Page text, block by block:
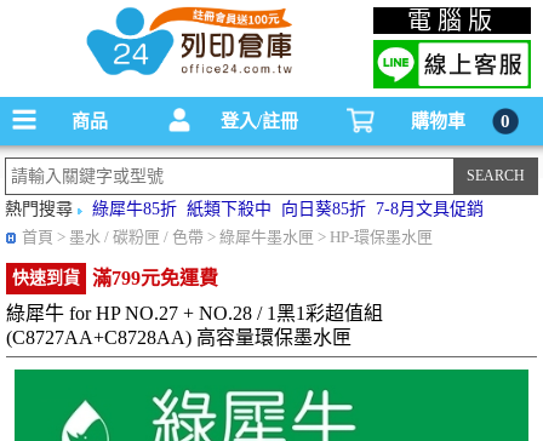
碳粉匣，墨水匣,原廠碳粉匣，副廠碳粉匣，環保碳粉匣,連續供墨印表機-office24列印
倉庫線上購物手機版
電腦版
商品 登入/註冊 購物車 0
熱門搜尋 綠犀牛85折 紙類下殺中 向日葵85折 7-8月文具促銷
首頁 > 墨水 / 碳粉匣 / 色帶 > 綠犀牛墨水匣 > HP-環保墨水匣
快速到貨
滿799元免運費
綠犀牛 for HP NO.27 + NO.28 / 1黑1彩超值組
(C8727AA+C8728AA) 高容量環保墨水匣